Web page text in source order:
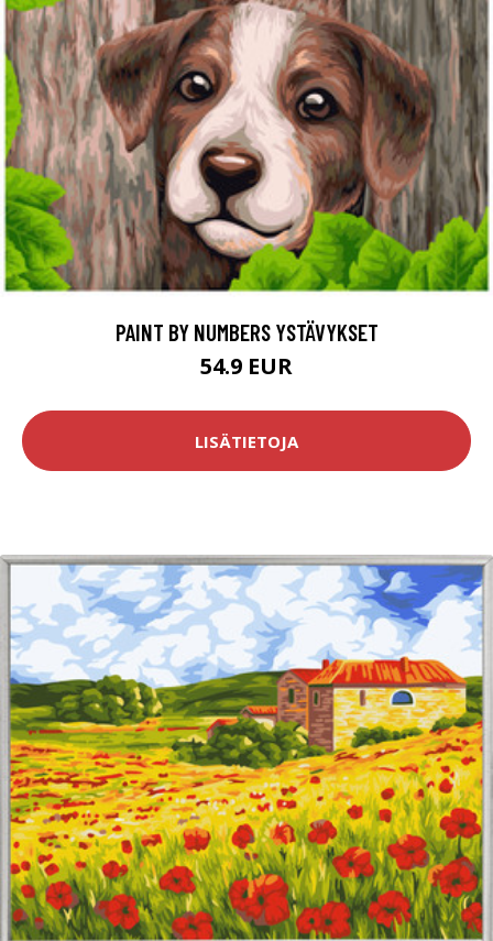
PAINT BY NUMBERS YSTÄVYKSET
54.9 EUR
LISÄTIETOJA